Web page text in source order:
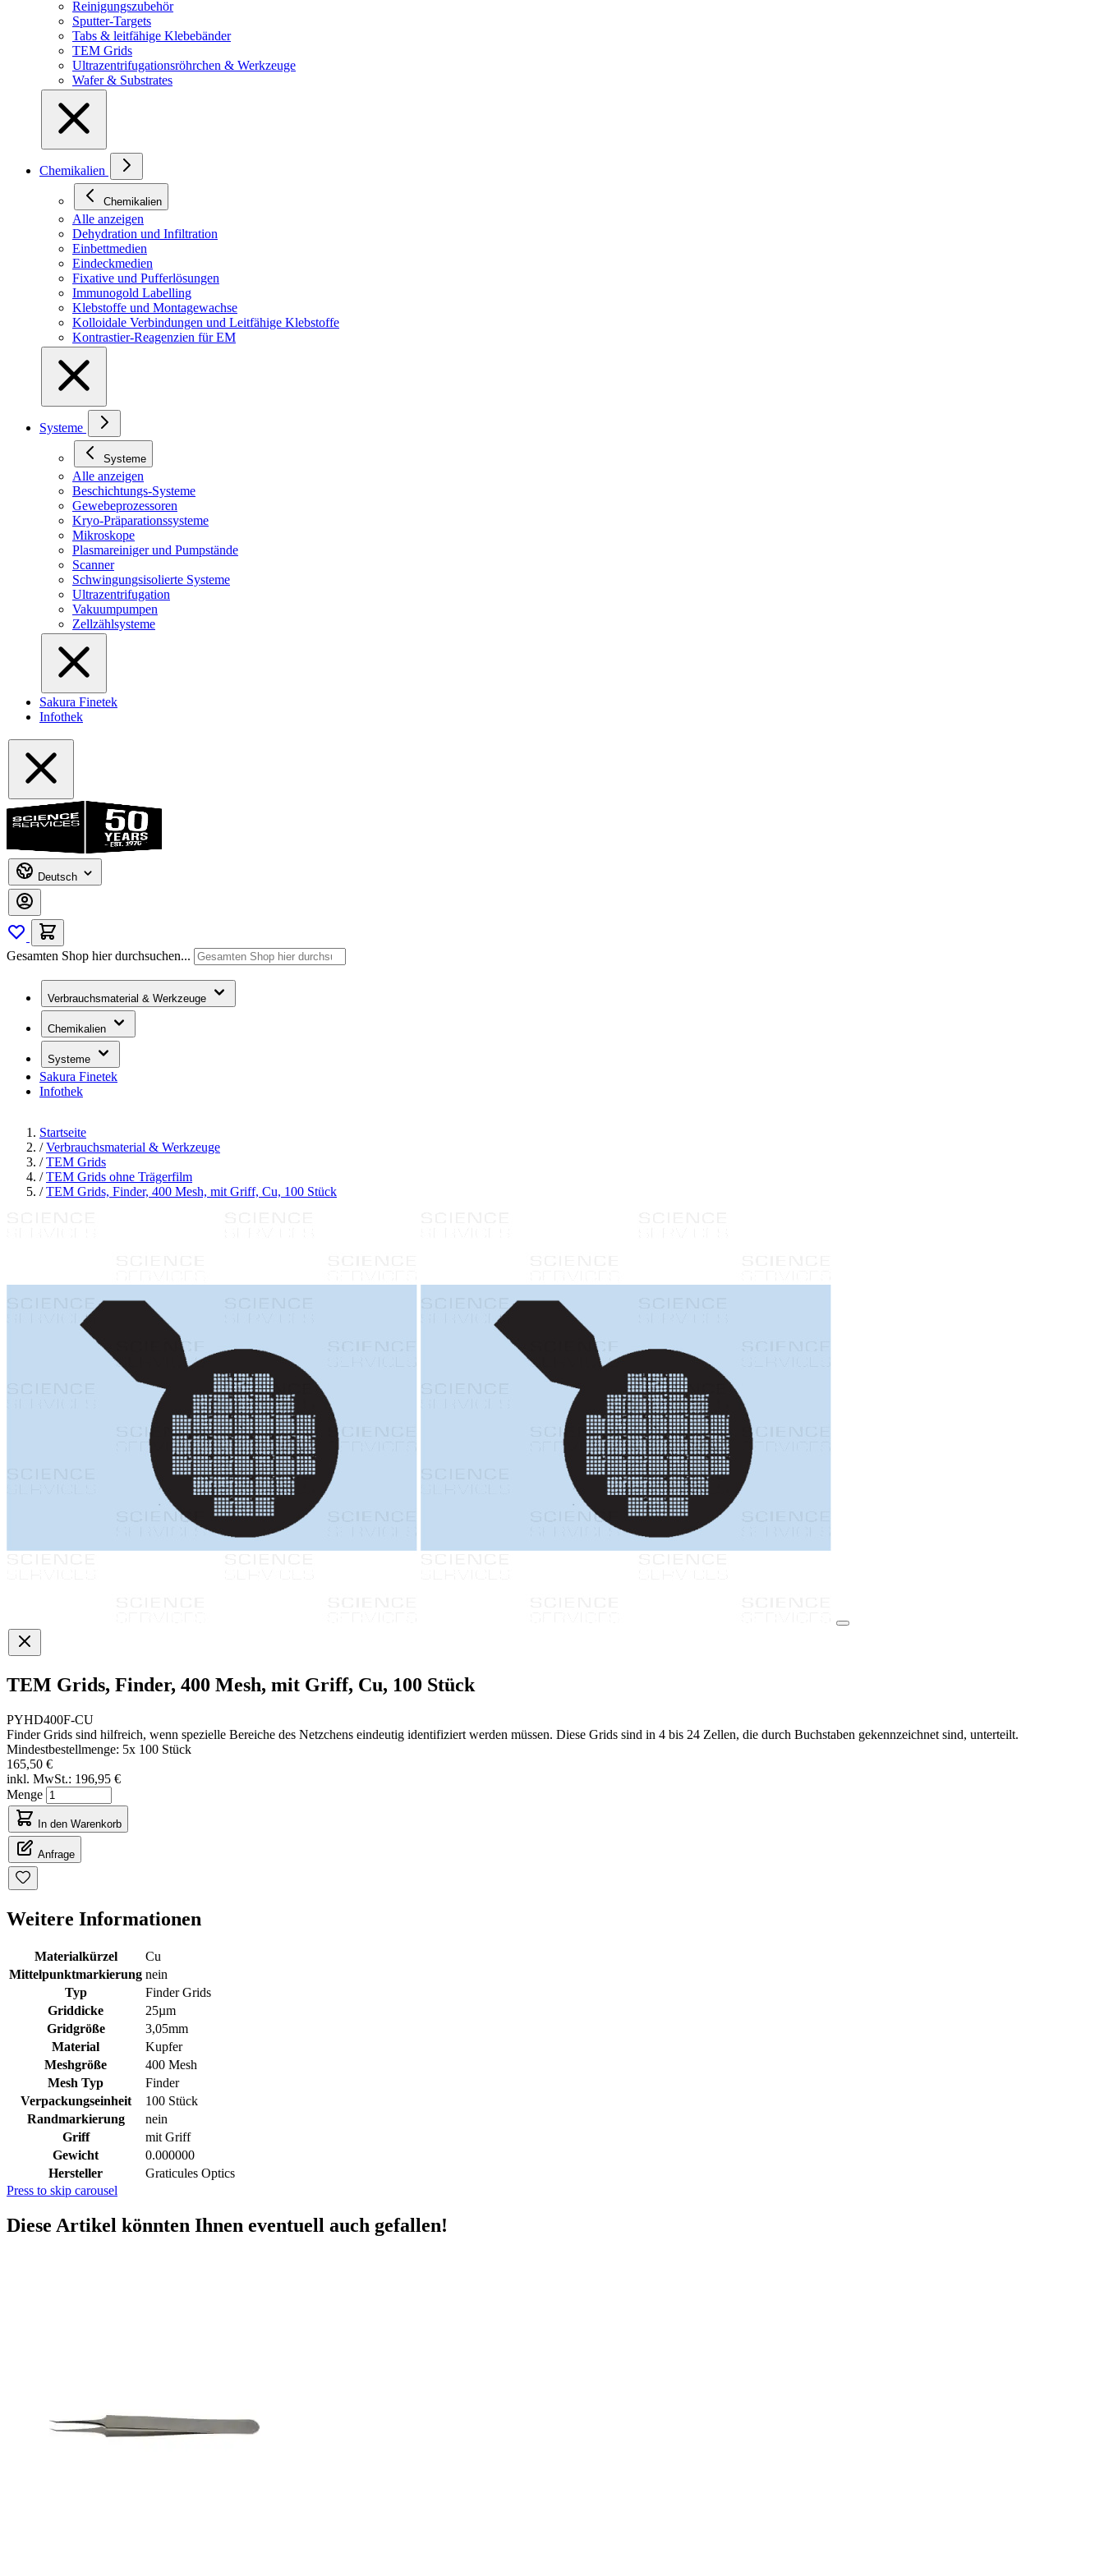
Reinigungszubehör
Sputter-Targets
Tabs & leitfähige Klebebänder
TEM Grids
Ultrazentrifugationsröhrchen & Werkzeuge
Wafer & Substrates
Chemikalien
Chemikalien
Alle anzeigen
Dehydration und Infiltration
Einbettmedien
Eindeckmedien
Fixative und Pufferlösungen
Immunogold Labelling
Klebstoffe und Montagewachse
Kolloidale Verbindungen und Leitfähige Klebstoffe
Kontrastier-Reagenzien für EM
Systeme
Systeme
Alle anzeigen
Beschichtungs-Systeme
Gewebeprozessoren
Kryo-Präparationssysteme
Mikroskope
Plasmareiniger und Pumpstände
Scanner
Schwingungsisolierte Systeme
Ultrazentrifugation
Vakuumpumpen
Zellzählsysteme
Sakura Finetek
Infothek
Deutsch
Gesamten Shop hier durchsuchen...
Verbrauchsmaterial & Werkzeuge
Chemikalien
Systeme
Sakura Finetek
Infothek
Startseite
/ Verbrauchsmaterial & Werkzeuge
/ TEM Grids
/ TEM Grids ohne Trägerfilm
/ TEM Grids, Finder, 400 Mesh, mit Griff, Cu, 100 Stück
TEM Grids, Finder, 400 Mesh, mit Griff, Cu, 100 Stück
PYHD400F-CU
Finder Grids sind hilfreich, wenn spezielle Bereiche des Netzchens eindeutig identifiziert werden müssen. Diese Grids sind in 4 bis 24 Zellen, die durch Buchstaben gekennzeichnet sind, unterteilt.
Mindestbestellmenge: 5x 100 Stück
165,50 €
inkl. MwSt.: 196,95 €
Menge
In den Warenkorb
Anfrage
Weitere Informationen
Materialkürzel
Cu
Mittelpunktmarkierung nein
Typ
Finder Grids
Griddicke
25µm
Gridgröße
3,05mm
Material
Kupfer
Meshgröße
400 Mesh
Mesh Typ
Finder
Verpackungseinheit
100 Stück
Randmarkierung
nein
Griff
mit Griff
Gewicht
0.000000
Hersteller
Graticules Optics
Press to skip carousel
Diese Artikel könnten Ihnen eventuell auch gefallen!